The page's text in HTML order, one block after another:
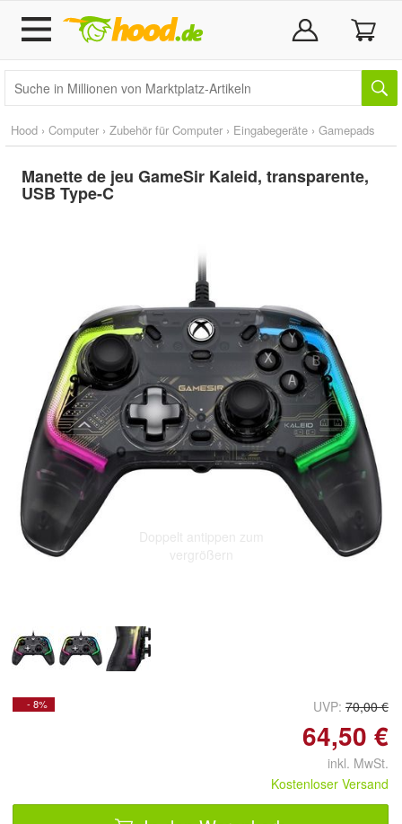
Hood › Computer › Zubehör für Computer › Eingabegeräte › Gamepads
Manette de jeu GameSir Kaleid, transparente,
USB Type-C
Doppelt antippen zum
vergrößern
- 8% UVP: 70,00 €
64,50 €
inkl. MwSt.
Kostenloser Versand